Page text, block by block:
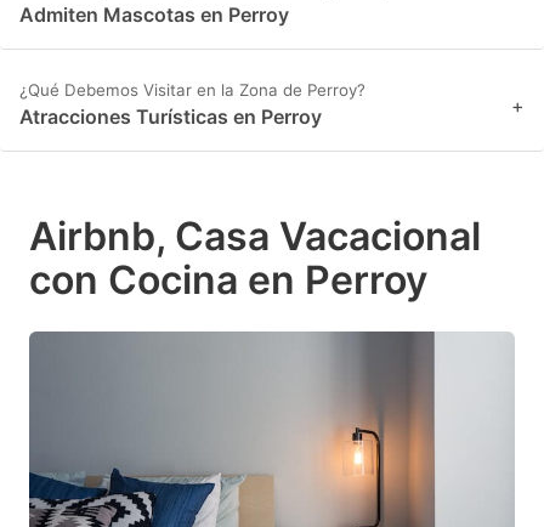
Admiten Mascotas en Perroy
¿Qué Debemos Visitar en la Zona de Perroy?
Atracciones Turísticas en Perroy +
Airbnb, Casa Vacacional
con Cocina en Perroy